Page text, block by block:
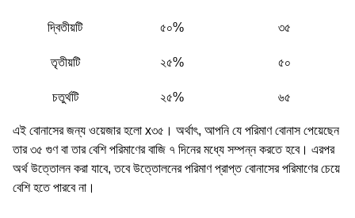
দ্বিতীয়টি ৫০% ৩৫
তৃতীয়টি ২৫% ৫০
চতুর্থটি ২৫% ৬৫
এই বোনাসের জন্য ওয়েজার হলো x৩৫। অর্থাৎ, আপনি যে পরিমাণ বোনাস পেয়েছেন
তার ৩৫ গুণ বা তার বেশি পরিমাণের বাজি ৭ দিনের মধ্যে সম্পন্ন করতে হবে। এরপর
অর্থ উত্তোলন করা যাবে, তবে উত্তোলনের পরিমাণ প্রাপ্ত বোনাসের পরিমাণের চেয়ে
বেশি হতে পারবে না।